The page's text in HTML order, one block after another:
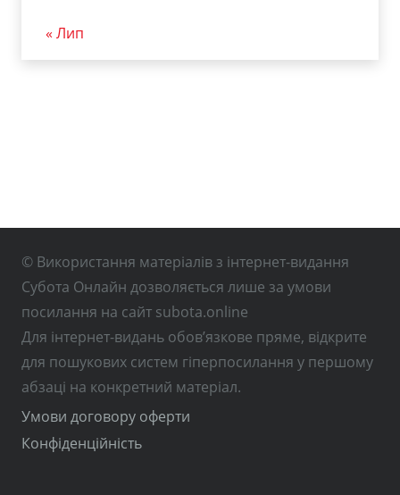
« Лип
© Використання матеріалів з інтернет-видання
Субота Онлайн дозволяється лише за умови
посилання на сайт subota.online
Для інтернет-видань обов’язкове пряме, відкрите
для пошукових систем гіперпосилання у першому
абзаці на конкретний матеріал.
Умови договору оферти
Конфіденційність